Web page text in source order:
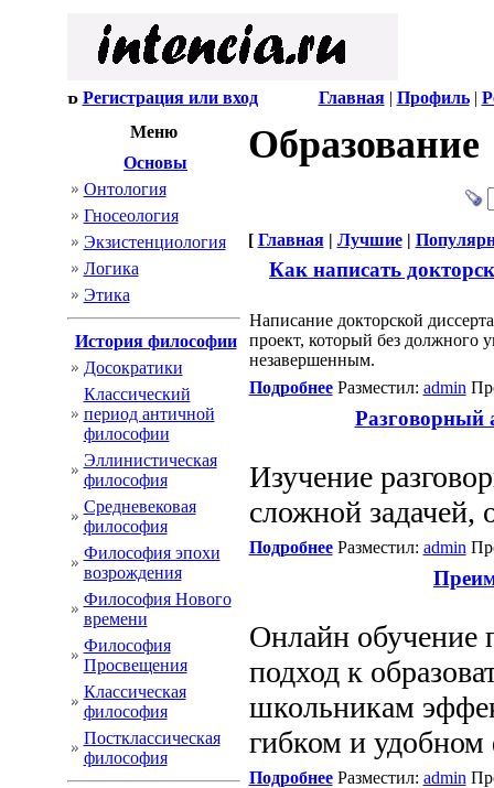
Регистрация или вход Главная| Профиль|
Меню
Основы
Онтология
Гносеология
Экзистенциология
Логика
Этика
История философии
Досократики
Классический
период античной
философии
Эллинистическая
философия
Cредневековая
философия
Философия эпохи
возрождения
Философия Нового
времени
Философия
Просвещения
Классическая
философия
Постклассическая
философия
Образование
[ Главная| Лучшие|
Как написать
Написание докторской
проект, который без должного
незавершенным.
ПодробнееРазместил: admin
Разговорный
Изучение
сложной
ПодробнееРазместил: admin
Онлайн обучение
подход к
школьникам
гибком и удобном
ПодробнееРазместил: admin